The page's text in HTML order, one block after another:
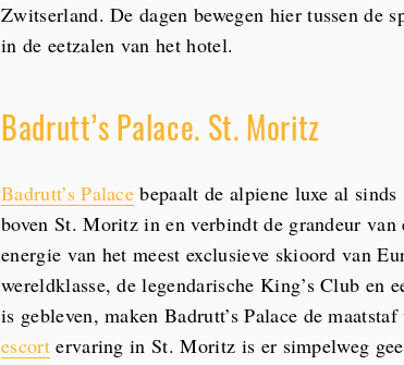
Zwitserland. De dagen bewegen hier tussen de
in de eetzalen van het hotel.
Badrutt’s Palace. St. Moritz
Badrutt’s Palace bepaalt de alpiene luxe al
boven St. Moritz in en verbindt de grandeur
energie van het meest exclusieve skioord van
wereldklasse, de legendarische King’s Club en
is gebleven, maken Badrutt’s Palace de
escortervaring in St. Moritz is er simpelweg